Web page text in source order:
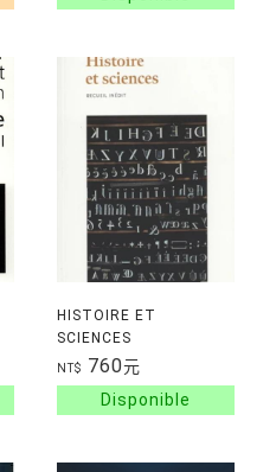
HISTOIRE ET
SCIENCES
NT$ 760元